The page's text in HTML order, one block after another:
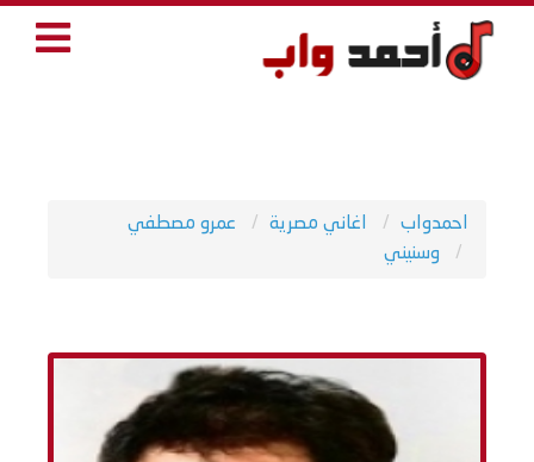
احمدواب اغاني مصرية
عمرو مصطفي
وسنيني